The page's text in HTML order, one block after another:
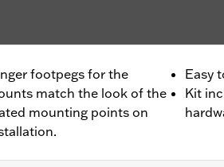
footpegs for the
match the look of the
mounting points on
Easy
Kit